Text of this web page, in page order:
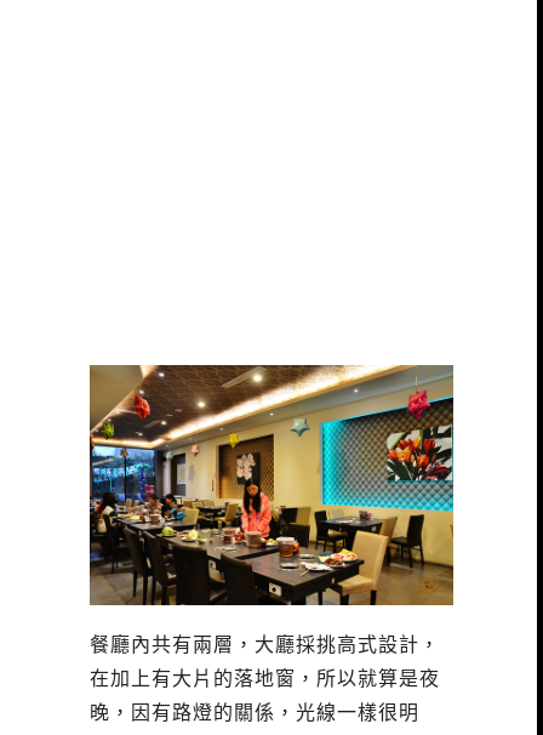
餐廳內共有兩層，大廳採挑高式設計，
在加上有大片的落地窗，所以就算是夜
晚，因有路燈的關係，光線一樣很明